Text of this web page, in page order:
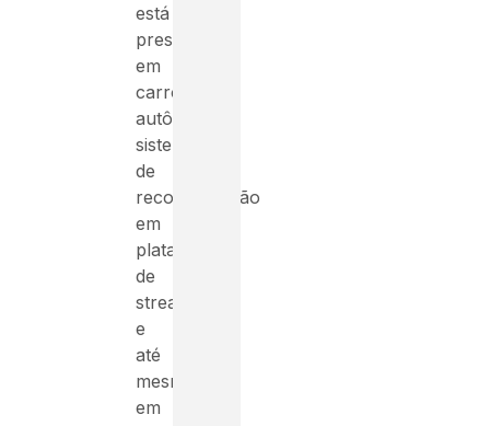
está
presente
em
carros
autônomos,
sistemas
de
recomendação
em
plataformas
de
streaming
e
até
mesmo
em